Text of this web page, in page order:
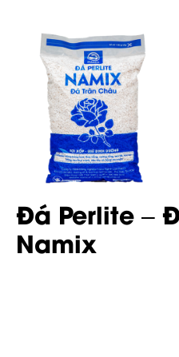
Đá Perlite –
Namix